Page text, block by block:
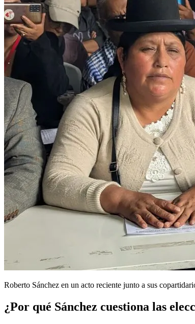
Roberto Sánchez en un acto reciente junto a sus
¿Por qué Sánchez cuestiona las